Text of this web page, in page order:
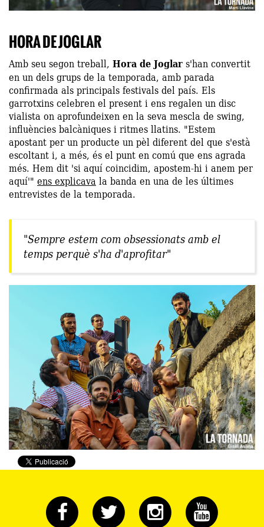
HORA DE JOGLAR
Amb seu segon treball, Hora de Joglars'han convertit
en un dels grups de la temporada, amb parada
confirmada als principals festivals del país. Els
garrotxins celebren el present i ens regalen un disc
vialista on aprofundeixen en la seva mescla de swing,
influències balcàniques i ritmes llatins. "Estem
apostant per un producte un pèl diferent del que s'està
escoltant i, a més, és el punt en comú que ens agrada
més. Hem dit 'si aquí coincidim, apostem-hi i anem per
aquí'" ens explicavala banda en una de les últimes
entrevistes de la temporada.
"Sempre estem com obsessionats amb el
temps perquè s'ha d'aprofitar"